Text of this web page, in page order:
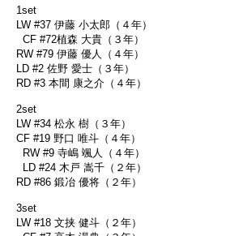
1set
LW #37 伊藤 小太郎（４年）
CF #72植森 大貴（３年）
RW #79 伊藤 優人（４年）
LD #2 佐野 愛士（３年）
RD #3 本間 康之介（４年）
2set
LW #34 松永 樹（３年）
CF #19 野口 唯斗（４年）
RW #9 寺嶋 颯人（４年）
LD #24 木戸 嵩千（２年）
RD #86 鍛冶 優将（２年）
3set
LW #18 文挟 健斗（２年）